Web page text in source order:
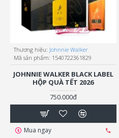
Thương hiệu: Johnnie Walker
Mã sản phẩm: 1540722361829
JOHNNIE WALKER BLACK LABEL
HỘP QUÀ TẾT 2026
750.000đ
Mua ngay